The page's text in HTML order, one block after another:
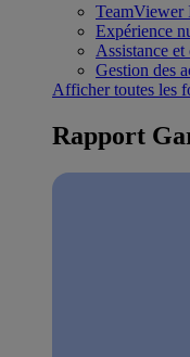
TeamViewer
Expérience
Assistance
Gestion des
Afficher toutes les
Rapport